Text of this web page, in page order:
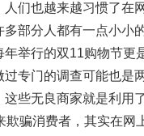
们也越来越习惯了在
多部分人都有一点小小
举行的双11购物节
专门的调查可能也是
这些无良商家就是利
欺骗消费者，其实在